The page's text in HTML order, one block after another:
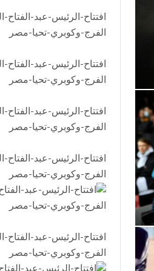
افتتاح-الرئيس-عبد-
الفرج-وكوبري-تحيا-مصر
افتتاح-الرئيس-عبد-
الفرج-وكوبري-تحيا-مصر
افتتاح-الرئيس-عبد-
الفرج-وكوبري-تحيا-مصر
افتتاح-الرئيس-عبد-
الفرج-وكوبري-تحيا-مصر
افتتاح-الرئيس-عبد-
الفرج-وكوبري-تحيا-مصر